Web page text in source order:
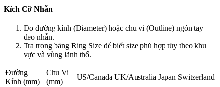
Kích Cỡ Nhẫn
Đo đường kính (Diameter) hoặc chu vi (Outline) ngón tay
đeo nhẫn.
Tra trong bảng Ring Size để biết size phù hợp tùy theo khu
vực và vùng lãnh thổ.
Đường
Kính (mm)
Chu Vi
(mm)
US/Canada UK/Australia Japan Switzerland